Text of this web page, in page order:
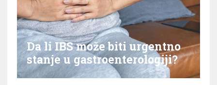
Da li IBS može biti urgentno
stanje u gastroenterologiji?